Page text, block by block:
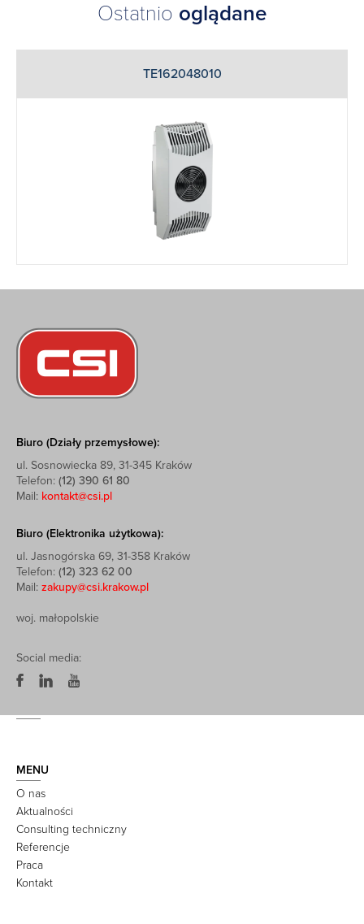
Ostatnio oglądane
TE162048010
Biuro (Działy przemysłowe):
ul. Sosnowiecka 89, 31-345 Kraków
Telefon: (12) 390 61 80
Mail: kontakt@csi.pl
Biuro (Elektronika użytkowa):
ul. Jasnogórska 69, 31-358 Kraków
Telefon: (12) 323 62 00
Mail: zakupy@csi.krakow.pl
woj. małopolskie
Social media:
MENU
O nas
Aktualności
Consulting techniczny
Referencje
Praca
Kontakt